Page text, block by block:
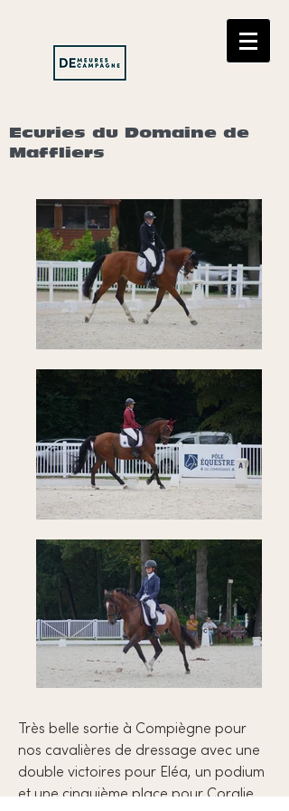
Ecuries du Domaine de
Maffliers
Très belle sortie à Compiègne pour
nos cavalières de dressage avec une
double victoires pour Eléa, un podium
et une cinquième place pour Coralie,